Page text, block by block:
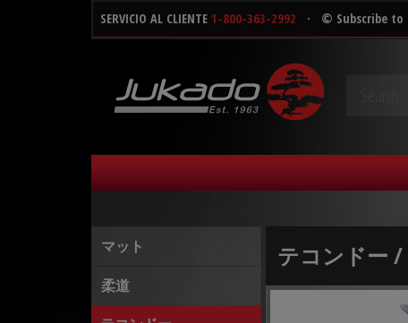
SERVICIO AL CLIENTE 1-800-363-2992 · © Subscribe
マット
柔道
テコンドー /